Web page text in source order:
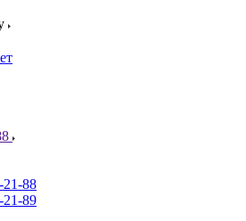
21-88
21-89